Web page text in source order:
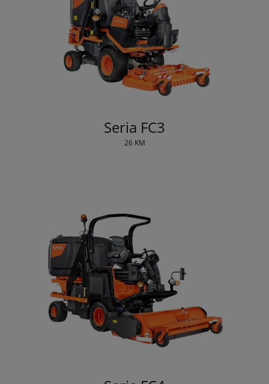
Seria FC3
26 KM